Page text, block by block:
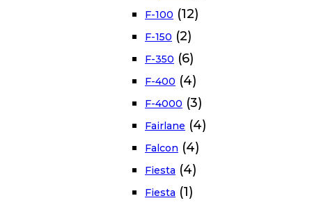
F-100 (12)
F-150 (2)
F-350 (6)
F-400 (4)
F-4000 (3)
Fairlane (4)
Falcon (4)
Fiesta (4)
Fiesta (1)